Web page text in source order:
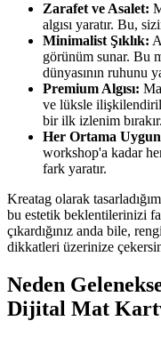
Zarafet ve Asalet:
algısı yaratır. Bu,
Minimalist Şıklık:
görünüm sunar. Bu
dünyasının ruhunu
Premium Algısı:
ve lüksle
bir ilk izlenim bırakır.
Her Ortama
workshop'a kadar
fark yaratır.
Kreatag olarak
bu estetik beklentilerinizi
çıkardığınız anda bile,
dikkatleri üzerinize
Neden
Dijital Mat